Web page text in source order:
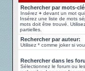
Rechercher par mots-
Insérez + devant un mot
Insérez une liste de mots
mots doit être trouvé.
partielles.
Rechercher par auteur:
Utilisez * comme joker si
Rechercher dans les
Sélectionnez le forum ou